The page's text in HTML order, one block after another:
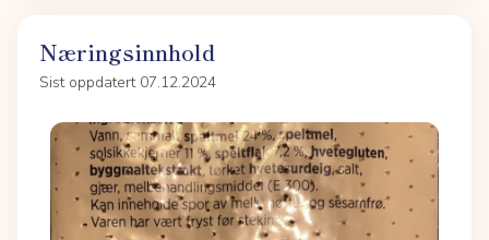
Næringsinnhold
Sist oppdatert 07.12.2024